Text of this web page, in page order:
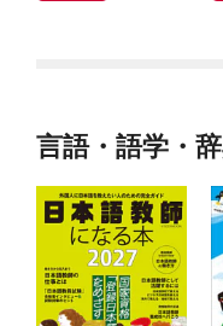
言語・語学・